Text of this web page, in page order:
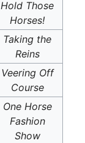
Hold Those
Horses!
Taking the
Reins
Veering Off
Course
One Horse
Fashion
Show